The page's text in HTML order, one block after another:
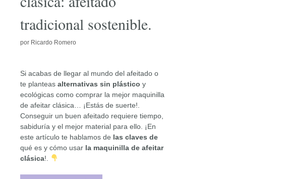
tradicional sostenible.
por Ricardo Romero
Si acabas de llegar al mundo del afeitado o
te planteas alternativas sin plástico y
ecológicas como comprar la mejor maquinilla
de afeitar clásica… ¡Estás de suerte!.
Conseguir un buen afeitado requiere tiempo,
sabiduría y el mejor material para ello. ¡En
este artículo te hablamos de las claves de
qué es y cómo usar la maquinilla de afeitar
clásica!.